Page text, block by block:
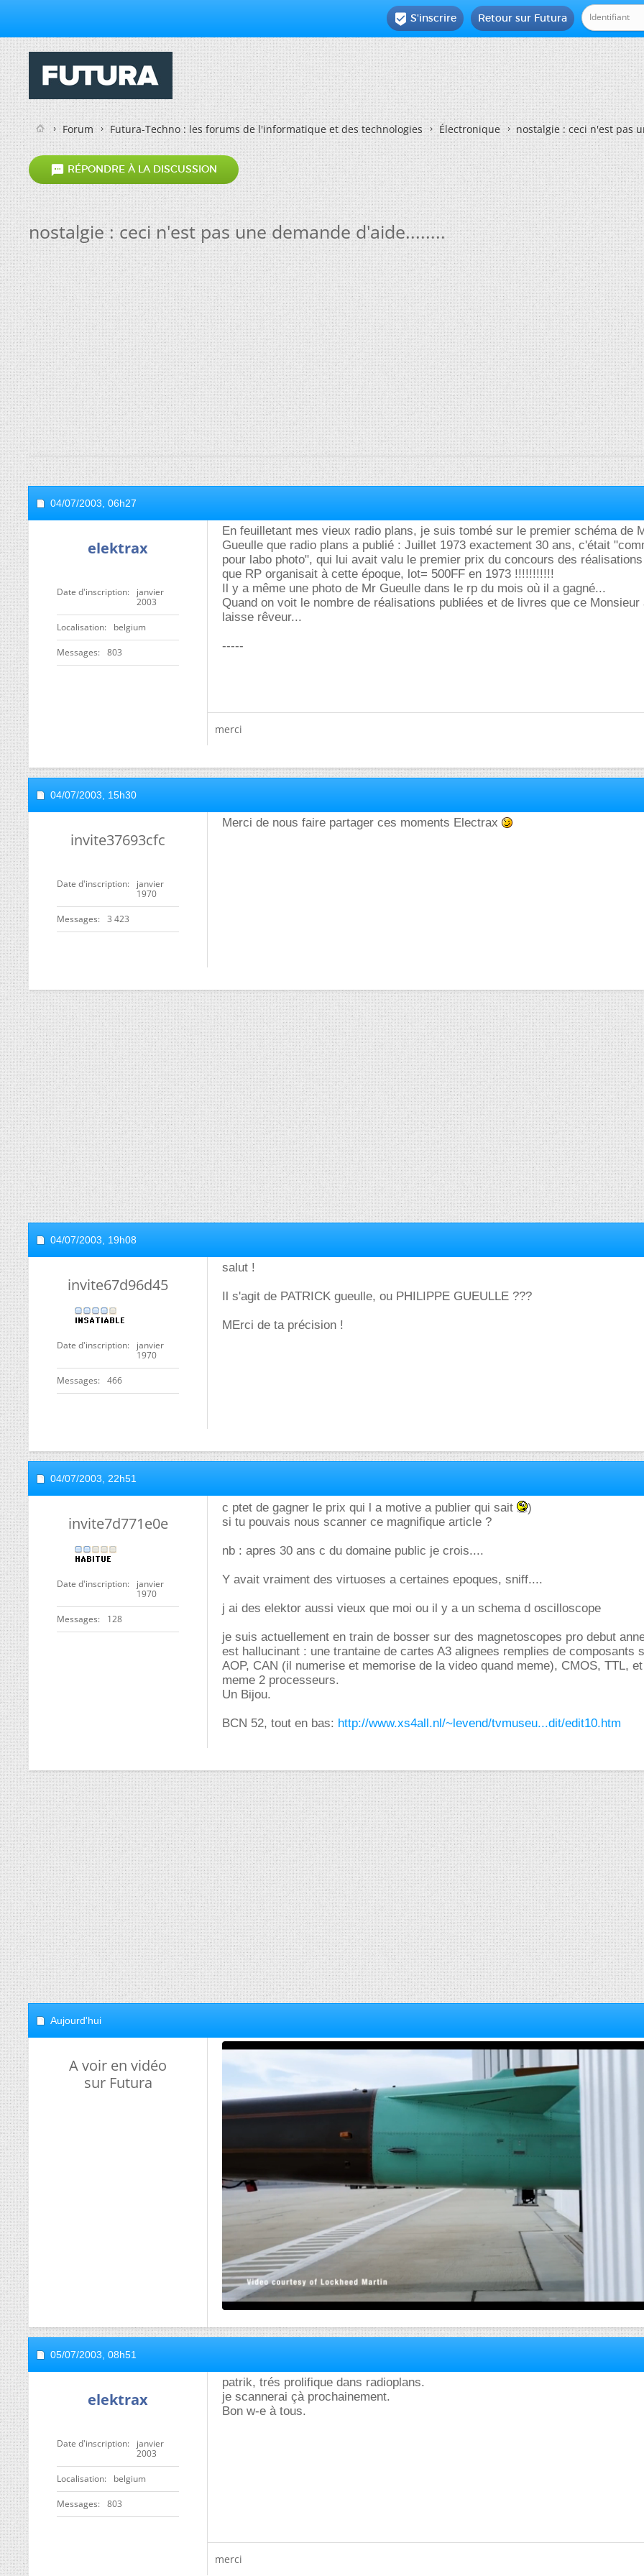
Retour sur Futura
 S'inscrire
Forum Futura-Techno : les forums de l'informatique et des technologies Électronique nostalgie : ceci n'est pas
 RÉPONDRE À LA DISCUSSION
nostalgie : ceci n'est pas une demande d'aide........
04/07/2003, 06h27
elektrax
Date d'inscription
janvier
2003
Localisation belgium
Messages 803
En feuilletant mes vieux radio plans, je suis tombé sur le premier schéma de
Gueulle que radio plans a publié : Juillet 1973 exactement 30 ans, c'était
pour labo photo", qui lui avait valu le premier prix du concours des
que RP organisait à cette époque, lot= 500FF en 1973 !!!!!!!!!!!
Il y a même une photo de Mr Gueulle dans le rp du mois où il a gagné...
Quand on voit le nombre de réalisations publiées et de livres que ce
laisse rêveur...
-----
merci
04/07/2003, 15h30
invite37693cfc
Date d'inscription
janvier
1970
Messages 3 423
Merci de nous faire partager ces moments Electrax
04/07/2003, 19h08
invite67d96d45
Date d'inscription
janvier
1970
Messages 466
salut !
Il s'agit de PATRICK gueulle, ou PHILIPPE GUEULLE ???
MErci de ta précision !
04/07/2003, 22h51
invite7d771e0e
Date d'inscription
janvier
1970
Messages 128
c ptet de gagner le prix qui l a motive a publier qui sait
)
si tu pouvais nous scanner ce magnifique article ?
nb : apres 30 ans c du domaine public je crois....
Y avait vraiment des virtuoses a certaines epoques, sniff....
j ai des elektor aussi vieux que moi ou il y a un schema d oscilloscope
je suis actuellement en train de bosser sur des magnetoscopes pro debut
est hallucinant : une trantaine de cartes A3 alignees remplies de composants
AOP, CAN (il numerise et memorise de la video quand meme), CMOS, TTL,
meme 2 processeurs.
Un Bijou.
BCN 52, tout en bas: http://www.xs4all.nl/~levend/tvmuseu...dit/edit10.htm
Aujourd'hui
A voir en vidéo
sur Futura
05/07/2003, 08h51
elektrax
Date d'inscription
janvier
2003
Localisation belgium
Messages 803
patrik, trés prolifique dans radioplans.
je scannerai çà prochainement.
Bon w-e à tous.
merci